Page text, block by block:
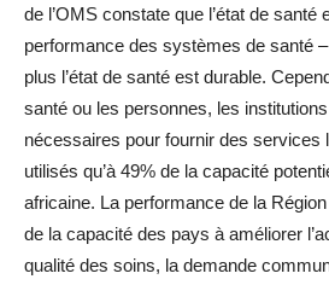
de l’OMS constate que l’état de santé
performance des systèmes de santé
plus l’état de santé est durable.
santé ou les personnes, les
nécessaires pour fournir des services
utilisés qu’à 49% de la capacité
africaine. La performance de la
de la capacité des pays à améliorer
qualité des soins, la demande